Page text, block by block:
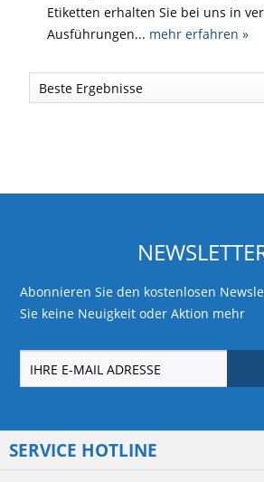
Etiketten erhalten Sie bei uns in
Ausführungen... mehr erfahren »
Abonnieren Sie den kostenlosen
Sie keine Neuigkeit oder Aktion mehr
SERVICE HOTLINE